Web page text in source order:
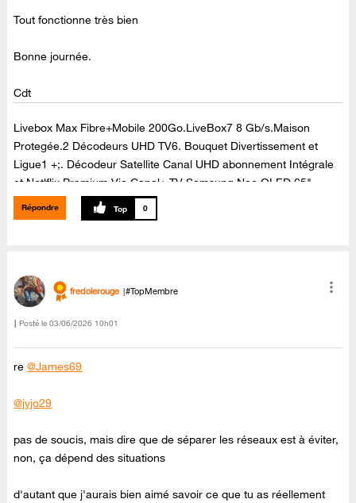
Tout fonctionne très bien
Bonne journée.
Cdt
Livebox Max Fibre+Mobile 200Go.LiveBox7 8 Gb/s.Maison
Protegée.2 Décodeurs UHD TV6. Bouquet Divertissement et
Ligue1 +;. Décodeur Satellite Canal UHD abonnement Intégrale
et Netlflix Premium Via Canal+.TV Samsung Neo QLED 65"
65QN90C Dolby Atmos,Barre de son Samsung Dolby Atmos ,Kit
enceintes arrières Samsung,sans fil SWA-9500S ,Dolby Atmos.
Répondre 0
fredolerouge #TopMembre
Posté le ‎03/06/2026 10h01
re@James69
@jyjo29
pas de soucis, mais dire que de séparer les réseaux est à éviter,
non, ça dépend des situations
d'autant que j'aurais bien aimé savoir ce que tu as réellement